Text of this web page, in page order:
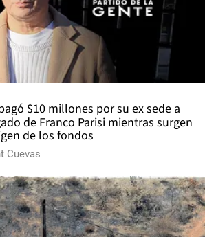
$10 millones por su ex sede a
de Franco Parisi mientras surgen
de los fondos
Cuevas